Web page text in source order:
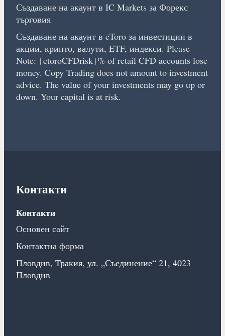
Създаване на акаунт в IC Markets за Форекс
търговия
Създаване на акаунт в eToro за инвестиции в
акции, крипто, валути, ETF, индекси. Please
Note: {etoroCFDrisk}% of retail CFD accounts lose
money. Copy Trading does not amount to investment
advice. The value of your investments may go up or
down. Your capital is at risk.
Контакти
Контакти
Основен сайт
Контактна форма
Пловдив, Тракия, ул. „Съединение“ 21, 4023
Пловдив